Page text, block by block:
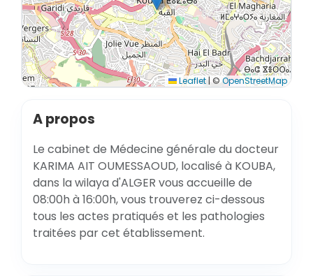
Leaflet| © OpenStreetMap
A propos
Le cabinet de Médecine générale du docteur
KARIMA AIT OUMESSAOUD, localisé à KOUBA,
dans la wilaya d'ALGER vous accueille de
08:00h à 16:00h, vous trouverez ci-dessous
tous les actes pratiqués et les pathologies
traitées par cet établissement.